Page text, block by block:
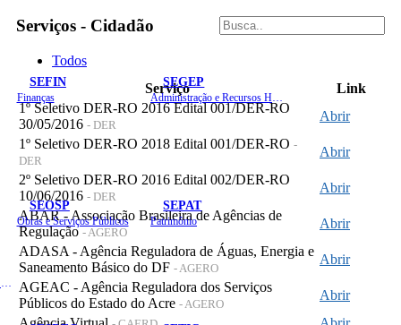
SEFIN
Finanças
SEGEP
SEOSP
Obras e Serviços Públicos
SEPAT
Patrimônio
Serviços - Cidadão
Todos
Serviço
Link
1º Seletivo DER-RO 2016 Edital 001/DER-RO
30/05/2016 - DER
Abrir
1º Seletivo DER-RO 2018 Edital 001/DER-RO -
DER
Abrir
2º Seletivo DER-RO 2016 Edital 002/DER-RO
10/06/2016 - DER
Abrir
ABAR - Associação Brasileira de Agências de
Regulação- AGERO
Abrir
ADASA - Agência Reguladora de Águas, Energia e
Saneamento Básico do DF - AGERO
Abrir
AGEAC - Agência Reguladora dos Serviços
Públicos do Estado do Acre - AGERO
Abrir